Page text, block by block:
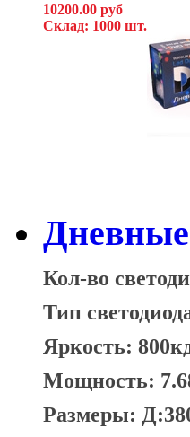
10200.00 руб
Склад: 1000 шт.
Дневные
Кол-во
Тип
Яркость:
Мощность:
Размеры: